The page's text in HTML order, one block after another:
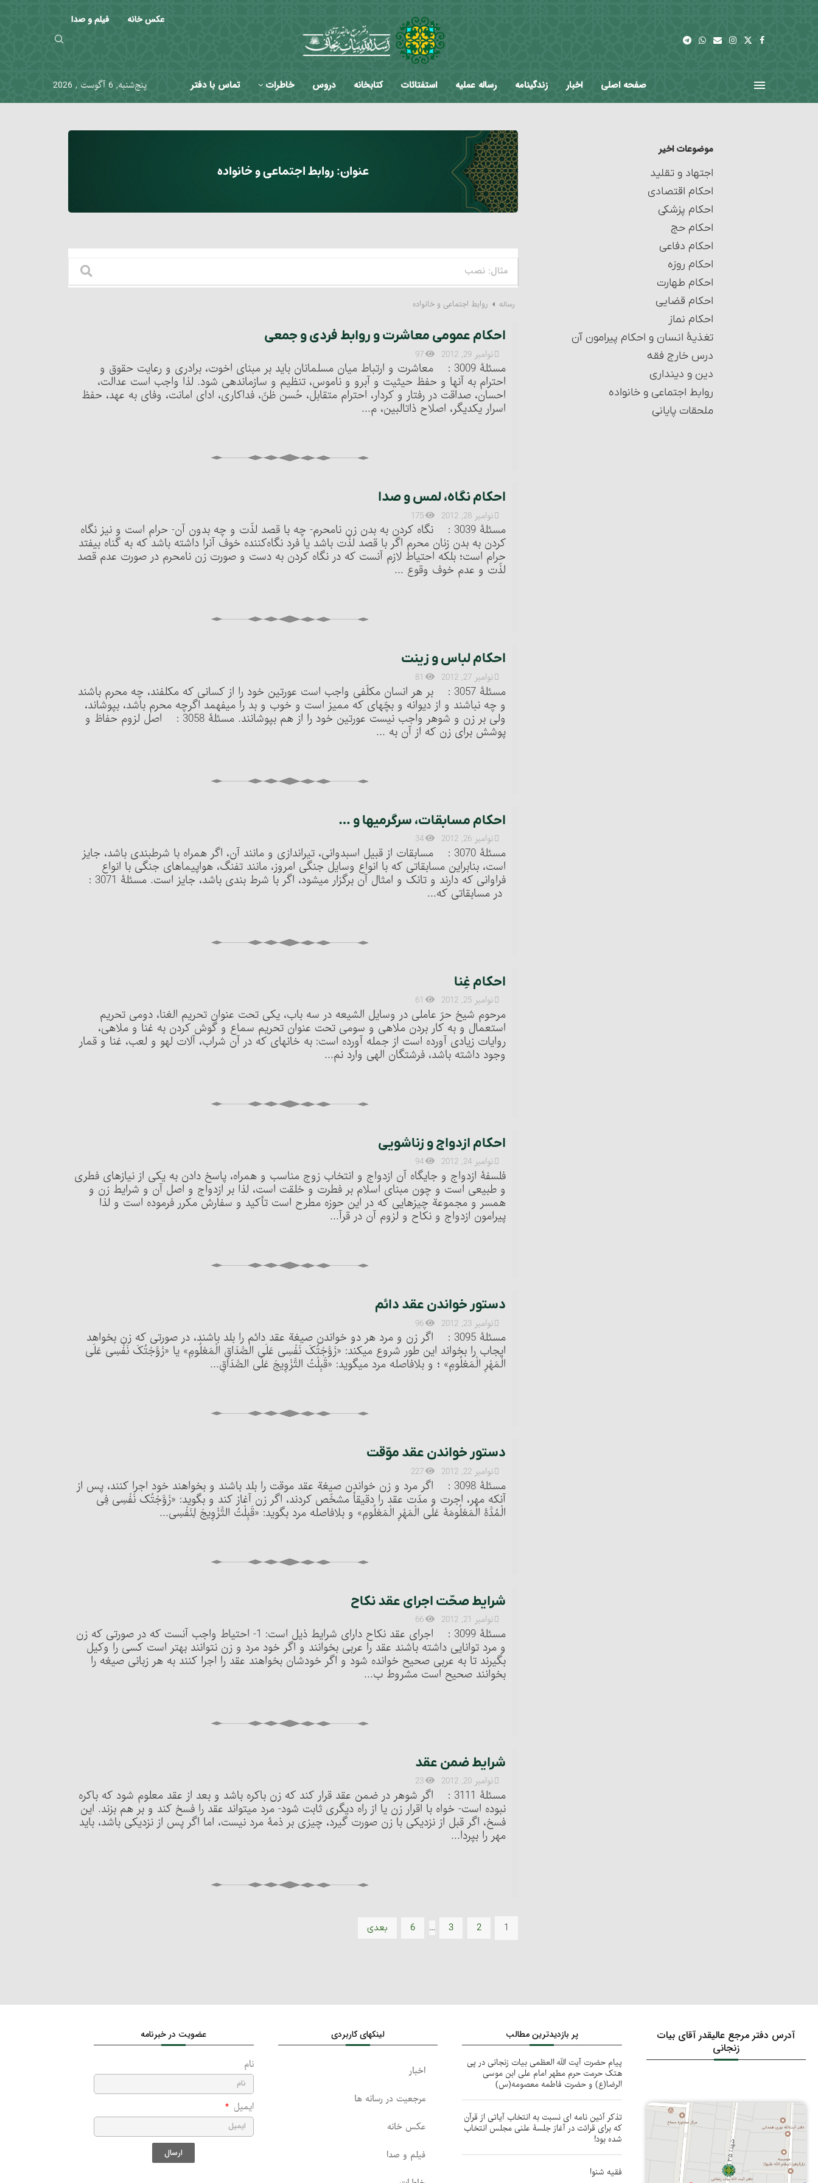
عکس خانه فیلم و صدا
صفحه اصلی اخبار زندگینامه رساله عملیه استفتائات کتابخانه دروس خاطرات تماس با دفتر پنج‌شنبه, 6 آگوست , 2026
عنوان:روابط اجتماعی و خانواده
رساله روابط اجتماعی و خانواده
احکام عمومی معاشرت و روابط فردی و جمعی
نوامبر 29, 2012 97
مسئلۀ 3009 : معاشرت و ارتباط میان مسلمانان باید بر مبنای اخوت، برادری و رعایت حقوق و
احترام به آنها و حفظ حیثیت و آبرو و ناموس، تنظیم و سازماندهی شود. لذا واجب است عدالت،
احسان، صداقت در رفتار و کردار، احترام متقابل، حُسن ظنّ، فداکاری، ادای امانت، وفای به عهد، حفظ
اسرار یکدیگر، اصلاح ذات‎البین، م...
احکام نگاه، لمس و صدا
نوامبر 28, 2012 175
مسئلۀ 3039 : نگاه کردن به بدن زن نامحرم- چه با قصد لذّت و چه بدون آن- حرام است و نیز نگاه
کردن به بدن زنان محرم اگر با قصد لذّت باشد یا فرد نگاه‌کننده خوف آن‎را داشته باشد که به گناه بیفتد
حرام است؛ بلکه احتیاط لازم آنست که در نگاه کردن به دست و صورت زن نامحرم در صورت عدم قصد
لذّت و عدم خوف وقوع ...
احکام لباس و زینت
نوامبر 27, 2012 81
مسئلۀ 3057 : بر هر انسان مکلّفی واجب است عورتین خود را از کسانی که مکلفند، چه محرم باشند
و چه نباشند و از دیوانه و بچّه‏ای که ممیز است و خوب و بد را می‏فهمد اگرچه محرم باشد، بپوشاند،
ولی بر زن و شوهر واجب نیست عورتین خود را از هم بپوشانند. مسئلۀ 3058 : اصل لزوم حفاظ و
پوشش برای زن که از آن به ...
احکام مسابقات، سرگرمیها و …
نوامبر 26, 2012 34
مسئلۀ 3070 : مسابقات از قبیل اسب‎دوانی، تیراندازی و مانند آن، اگر همراه با شرط‎بندی باشد، جایز
است، بنابراین مسابقاتی که با انواع وسایل جنگی امروز، مانند تفنگ، هواپیماهای جنگی با انواع
فراوانی که دارند و تانک و امثال آن برگزار می‏شود، اگر با شرط بندی باشد، جایز است. مسئلۀ 3071 :
در مسابقاتی که...
احکام غِنا
نوامبر 25, 2012 61
مرحوم شیخ حرّ عاملی در وسایل الشیعه در سه باب، یکی تحت عنوان تحریم الغنا، دومی تحریم
استعمال و به کار بردن ملاهی و سومی تحت عنوان تحریم سماع و گوش کردن به غنا و ملاهی،
روایات زیادی آورده است از جمله آورده است: به خانه‏ای که در آن شراب، آلات لهو و لعب، غنا و قمار
وجود داشته باشد، فرشتگان الهی وارد نم...
احکام ازدواج و زناشویی‏
نوامبر 24, 2012 94
فلسفۀ ازدواج و جایگاه آن‏ ازدواج و انتخاب زوج مناسب و همراه، پاسخ دادن به یکی از نیازهای فطری
و طبیعی است و چون مبنای اسلام بر فطرت و خلقت است، لذا بر ازدواج و اصل آن و شرایط زن و
همسر و مجموعة چیزهایی که در این حوزه مطرح است تأکید و سفارش مکرر فرموده است و لذا
پیرامون ازدواج و نکاح و لزوم آن در قرآ...
دستور خواندن عقد دائم
نوامبر 23, 2012 96
مسئلۀ 3095 : اگر زن و مرد هر دو خواندن صیغة عقد دائم را بلد باشند، در صورتی که زن بخواهد
ایجاب را بخواند این طور شروع می‏کند: «زَوَّجْتُکَ نَفْسِی عَلَی الصَّدَاقِ الْمَعْلُومِ» یا «زَوَّجْتُکَ نَفْسِی عَلَی
الْمَهْرِ الْمَعْلُومِ» ؛ و بلافاصله مرد می‏گوید: «قَبِلْتُ التَّزْوِیجَ عَلَی الصَّدَاقِ...
دستور خواندن عقد موّقت‏
نوامبر 22, 2012 227
مسئلۀ 3098 : اگر مرد و زن خواندن صیغة عقد موقت را بلد باشند و بخواهند خود اجرا کنند، پس از
آنکه مهر، اجرت و مدّت عقد را دقیقاً مشخّص کردند، اگر زن آغاز کند و بگوید: «زَوَّجْتُک نَفْسِی فِی
الْمُدَّۀ الْمَعْلُومَۀ عَلَی الْمَهْرِ الْمَعْلُومِ» و بلافاصله مرد بگوید: «قَبِلْتُ التَّزْوِیجَ لِنَفْسِی...
شرایط صحّت اجرای عقد نکاح‏
نوامبر 21, 2012 66
مسئلۀ 3099 : اجرای عقد نکاح دارای شرایط ذیل است: 1- احتیاط واجب آنست که در صورتی که زن
و مرد توانایی داشته باشند عقد را عربی بخوانند و اگر خود مرد و زن نتوانند بهتر است کسی را وکیل
بگیرند تا به عربی صحیح خوانده شود و اگر خودشان بخواهند عقد را اجرا کنند به هر زبانی صیغه را
بخوانند صحیح است مشروط ب...
شرایط ضمن عقد
نوامبر 20, 2012 23
مسئلۀ 3111 : اگر شوهر در ضمن عقد قرار کند که زن باکره باشد و بعد از عقد معلوم شود که باکره
نبوده است- خواه با اقرار زن یا از راه دیگری ثابت شود- مرد می‏تواند عقد را فسخ کند و بر هم بزند. این
فسخ، اگر قبل از نزدیکی با زن صورت گیرد، چیزی بر ذمۀ مرد نیست، اما اگر پس از نزدیکی باشد، باید
مهر را بپردا...
1
2
3
…
6 بعدی
موضوعات اخیر
اجتهاد و تقلید
احکام اقتصادی
احکام پزشکی
احکام حج
احکام دفاعی
احکام روزه
احکام طهارت
احکام قضایی
احکام نماز
تغذیۀ انسان و احکام پیرامون آن
درس خارج فقه
دین و دینداری
روابط اجتماعی و خانواده
ملحقات پایانی
آدرس دفتر مرجع عالیقدر آقای بیات
زنجانی
پر بازدیدترین مطالب
پیام حضرت آیت الله العظمی بیات زنجانی در پی
هتک حرمت حرم مطهر امام علی ابن موسی
الرضا(ع) و حضرت فاطمه معصومه(س)
تذکر آئین نامه ای نسبت به انتخاب آیاتی از قرآن
که برای قرائت در آغاز جلسۀ علنی مجلس انتخاب
شده بود!
فقیه شنوا
لینکهای کاربردی
اخبار
مرجعیت در رسانه ها
عکس خانه
فیلم و صدا
عضویت در خبرنامه
نام
ایمیل
ارسال